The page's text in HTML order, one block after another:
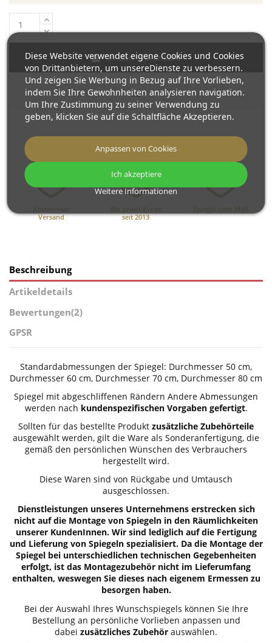
In den Warenkorb
Versand
seit 2013
Beschreibung
Artikeldetails
Bewertungen(2)
GPSR
Standardabmessungen der Spiegel: Durchmesser 50 cm,
Durchmesser 60 cm, Durchmesser 70 cm, Durchmesser 80 cm
Spiegel mit abgeschliffenen Rändern Andere Abmessungen
werden nach kundenspezifischen Vorgaben gefertigt.
Sollten für das bestellte Produkt zusätzliche Zubehörteile
ausgewählt werden, gilt die Ware als Sonderanfertigung, die
gemäß den persönlichen Wünschen des Verbrauchers
hergestellt wird.
Diese Waren sind von Rückgabe und Umtausch
ausgeschlossen.
Dienstleistungen unseres Unternehmens erstrecken sich
nicht auf die Montage von Spiegeln in den Räumlichkeiten
unserer KundenInnen. Wir sind lediglich auf die Fertigung
und Lieferung von Spiegeln spezialisiert. Da die Montage der
Spiegel bei unterschiedlichen technischen Gegebenheiten
erfolgt, ist das Montagezubehör nicht im Lieferumfang
enthalten, weswegen Sie dieses nach eigenem Ermessen zu
besorgen haben.
Bei der Auswahl Ihres Wunschspiegels können Sie Ihre
Bestellung an persönliche Vorlieben anpassen und
dabei zusätzliches Zubehör auswählen.
Diese Website verwendet eigene Cookies und Cookies
von Drittanbietern, um unsereDienste zu verbessern.
Und zeigen Sie Werbung in Bezug auf Ihre Vorlieben,
indem Sie Ihre Gewohnheiten analysieren navigation.
Um Ihre Zustimmung zu seiner Verwendung zu
geben, klicken Sie auf die Schaltfläche Akzeptieren.
Weitere Informationen
Anpassen von Cookies
Ich akzeptiere